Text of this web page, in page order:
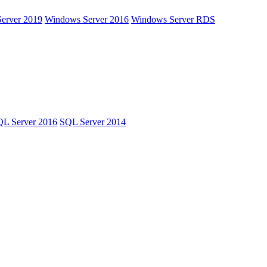
2019 Windows Server 2016 Windows Server RDS
Server 2016 SQL Server 2014